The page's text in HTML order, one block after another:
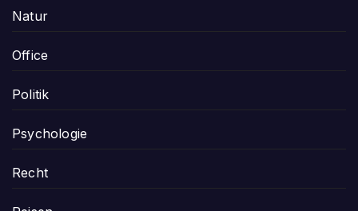
Natur
Office
Politik
Psychologie
Recht